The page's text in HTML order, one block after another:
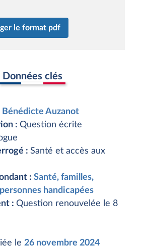
le format pdf
Données clés
Bénédicte Auzanot
: Question écrite
: Santé et accès aux
: Santé, familles,
handicapées
: Question renouvelée le 8
le 26 novembre 2024